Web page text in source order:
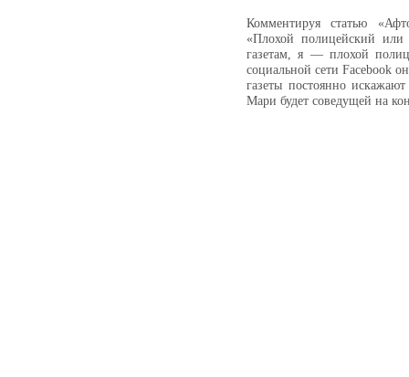
Комментируя статью
«Плохой полицейский
газетам, я — плохой
социальной сети Facebook
газеты постоянно
Мари будет соведущей на